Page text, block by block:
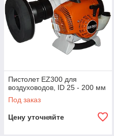
Пистолет EZ300 для
воздуховодов, ID 25 - 200 мм
Под заказ
Цену уточняйте